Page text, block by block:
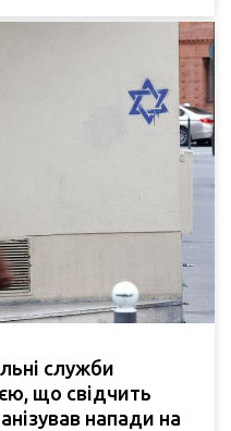
служби
що свідчить
напади на